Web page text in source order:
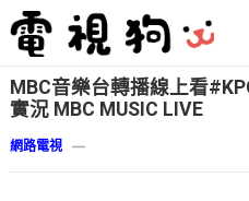
MBC音樂台轉播線上看
實況 MBC MUSIC LIVE
網路電視—